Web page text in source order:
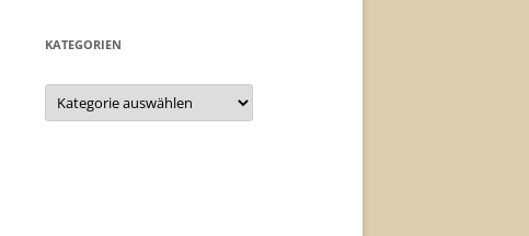
KATEGORIEN
Kategorien